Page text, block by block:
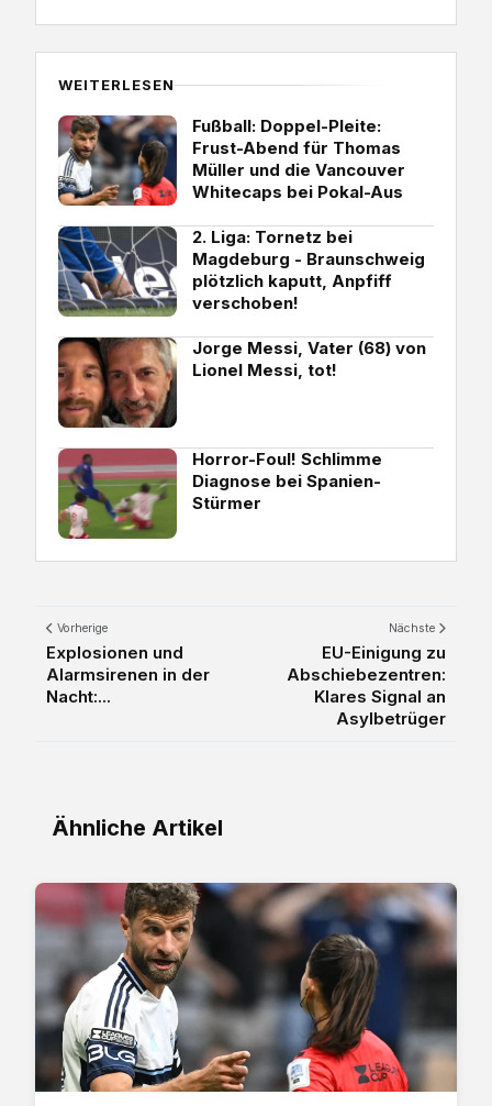
WEITERLESEN
Fußball: Doppel-Pleite:
Frust-Abend für Thomas
Müller und die Vancouver
Whitecaps bei Pokal-Aus
2. Liga: Tornetz bei
Magdeburg - Braunschweig
plötzlich kaputt, Anpfiff
verschoben!
Jorge Messi, Vater (68) von
Lionel Messi, tot!
Horror-Foul! Schlimme
Diagnose bei Spanien-
Stürmer
Vorherige
Explosionen und
Alarmsirenen in der
Nacht:...
Nächste
EU-Einigung zu
Abschiebezentren:
Klares Signal an
Asylbetrüger
Ähnliche Artikel